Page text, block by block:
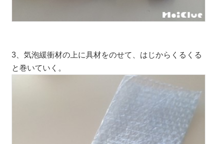
3、気泡緩衝材の上に具材をのせて、はじからくるくる
と巻いていく。